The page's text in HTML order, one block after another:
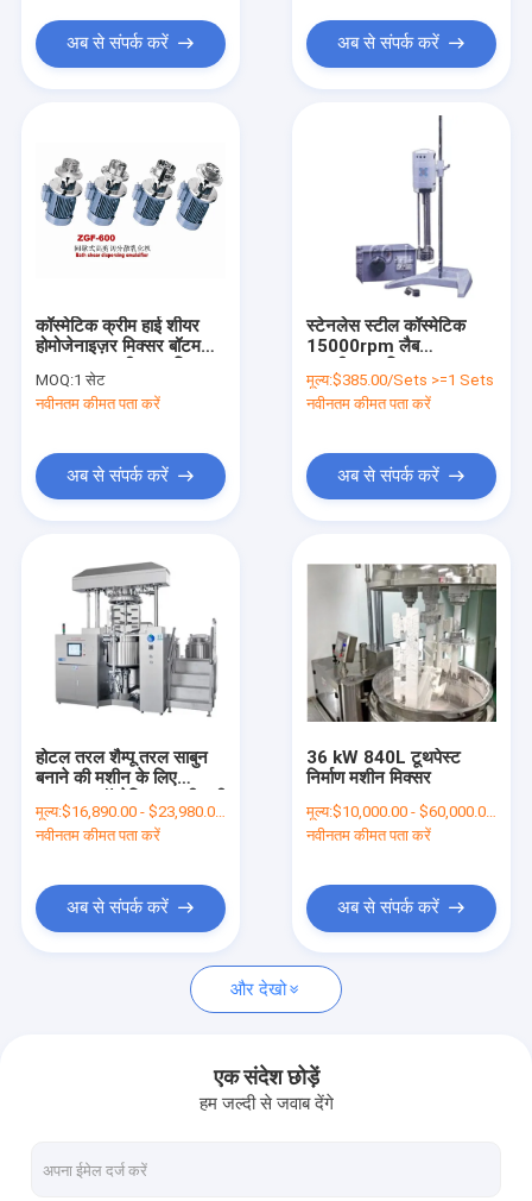
उत्पादों
वीआर दिखाएँ
हमारे बारे में
गुणवत्ता नियंत्रण
एक उद्धरण की विनती करे
कॉस्मेटिक इमल्सीफायर मिक्सर
लैब इमल्सीफायर मिक्सर
तरल मिक्सर मशीन
अब से संपर्क करें अब से संपर्क करें
कॉस्मेटिक क्रीम हाई शीयर
होमोजेनाइज़र मिक्सर बॉटम
इनलाइन इमल्सीफायर मिक्सर
MOQ:1 सेट
नवीनतम कीमत पता करें
अब से संपर्क करें
स्टेनलेस स्टील कॉस्मेटिक
15000rpm लैब
किलोवाट
मूल्य:$385.00/Sets >=1 Sets
नवीनतम कीमत पता करें
अब से संपर्क करें
होटल तरल शैम्पू तरल साबुन
बनाने की मशीन के लिए
मिक्सर
मूल्य:$16,890.00 - $23,980.00/Sets
नवीनतम कीमत पता करें
अब से संपर्क करें
36 kW 840L टूथपेस्ट
निर्माण मशीन मिक्सर
मूल्य:$10,000.00 - $60,000.00/Sets
नवीनतम कीमत पता करें
अब से संपर्क करें
और देखो
एक संदेश छोड़ें
हम जल्दी से जवाब देंगे